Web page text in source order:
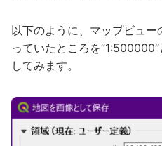
以下のように、マップビュー
っていたところを
してみます。